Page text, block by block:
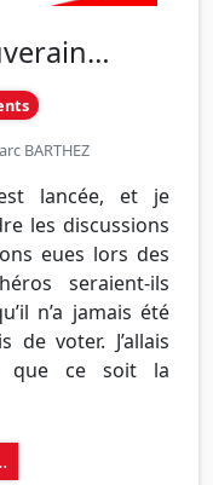
BARTHEZ
lancée, et je
les discussions
eues lors des
seraient-ils
n’a jamais été
voter. J’allais
que ce soit la